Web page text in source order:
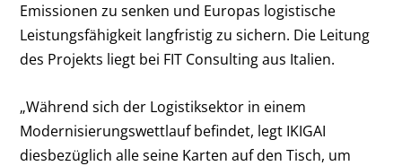
Emissionen zu senken und Europas logistische
Leistungsfähigkeit langfristig zu sichern. Die Leitung
des Projekts liegt bei FIT Consulting aus Italien.
„Während sich der Logistiksektor in einem
Modernisierungswettlauf befindet, legt IKIGAI
diesbezüglich alle seine Karten auf den Tisch, um